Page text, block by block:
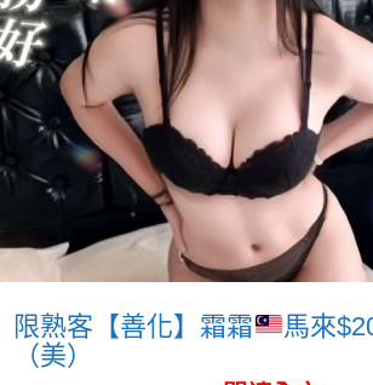
限熟客【善化】霜霜
馬來
（美）